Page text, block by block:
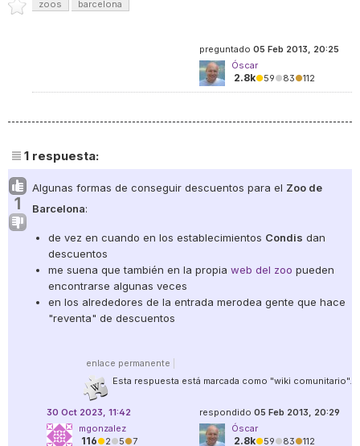
zoos barcelona
preguntado 05 Feb 2013, 20:25
Óscar
2.8k●59●83●112
1 respuesta:
1
Algunas formas de conseguir descuentos para el Zoo de
Barcelona:
de vez en cuando en los establecimientos Condis dan
descuentos
me suena que también en la propia web del zoo pueden
encontrarse algunas veces
en los alrededores de la entrada merodea gente que hace
"reventa" de descuentos
enlace permanente
Esta respuesta está marcada como "wiki comunitario".
respondido 05 Feb 2013, 20:29
Óscar
2.8k●59●83●112
30 Oct 2023, 11:42
mgonzalez
116●2●5●7